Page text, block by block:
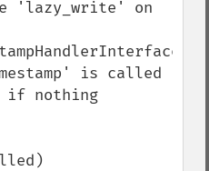
if nothing